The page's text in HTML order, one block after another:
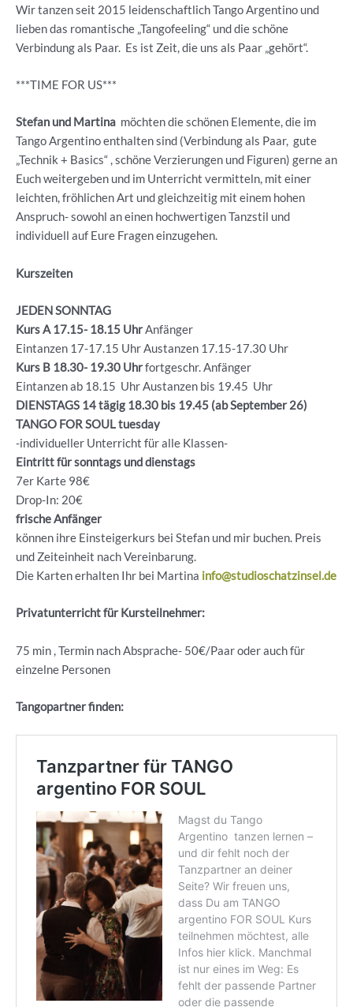
Wir tanzen seit 2015 leidenschaftlich Tango Argentino und
lieben das romantische „Tangofeeling“ und die schöne
Verbindung als Paar. Es ist Zeit, die uns als Paar „gehört“.
***TIME FOR US***
Stefan und Martina möchten die schönen Elemente, die im
Tango Argentino enthalten sind (Verbindung als Paar, gute
„Technik + Basics“ , schöne Verzierungen und Figuren) gerne an
Euch weitergeben und im Unterricht vermitteln, mit einer
leichten, fröhlichen Art und gleichzeitig mit einem hohen
Anspruch- sowohl an einen hochwertigen Tanzstil und
individuell auf Eure Fragen einzugehen.
Kurszeiten
JEDEN SONNTAG
Kurs A 17.15- 18.15 UhrAnfänger
Eintanzen 17-17.15 Uhr Austanzen 17.15-17.30 Uhr
Kurs B 18.30- 19.30 Uhrfortgeschr. Anfänger
Eintanzen ab 18.15 Uhr Austanzen bis 19.45 Uhr
DIENSTAGS 14 tägig 18.30 bis 19.45 (ab September 26)
TANGO FOR SOUL tuesday
-individueller Unterricht für alle Klassen-
Eintritt für sonntags und dienstags
7er Karte 98€
Drop-In: 20€
frische Anfänger
können ihre Einsteigerkurs bei Stefan und mir buchen. Preis
und Zeiteinheit nach Vereinbarung.
Die Karten erhalten Ihr bei Martina info@studioschatzinsel.de
Privatunterricht für Kursteilnehmer:
75 min , Termin nach Absprache- 50€/Paar oder auch für
einzelne Personen
Tangopartner finden: